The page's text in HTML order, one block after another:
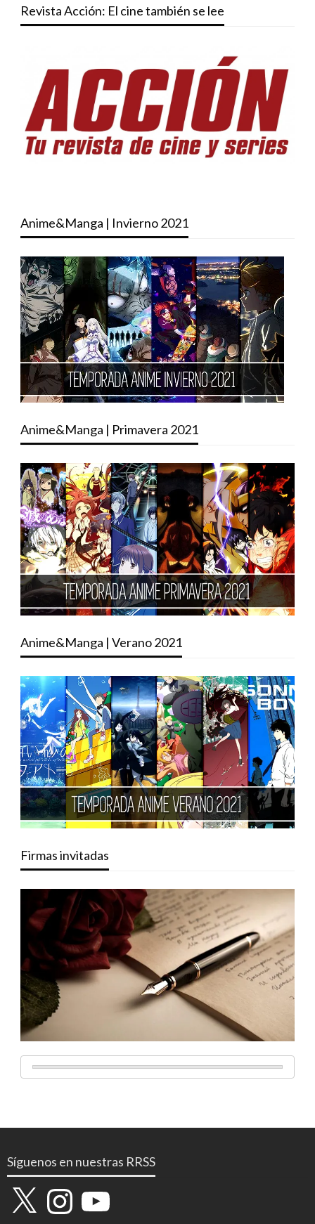
Revista Acción: El cine también se lee
Anime&Manga | Invierno 2021
Anime&Manga | Primavera 2021
Anime&Manga | Verano 2021
Firmas invitadas
Síguenos en nuestras RRSS
X InstagramYouTube